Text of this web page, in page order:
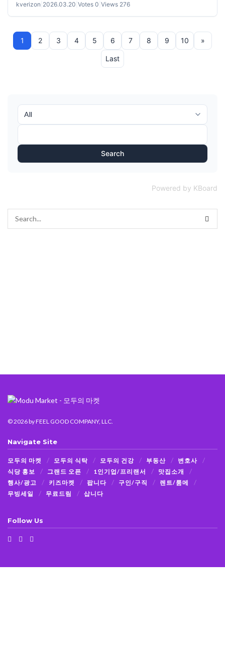
kverizon 2026.03.20 Votes 0 Views 276
1 2 3 4 5 6 7 8 9 10 »
Last
Search
Powered by KBoard
© 2026by FEEL GOOD COMPANY, LLC.
Navigate Site
모두의 마켓 모두의 식탁 모두의 건강 부동산
변호사
식당 홍보
그랜드 오픈 1인기업/프리랜서
맛집소개
행사/광고
키즈마켓 팝니다 구인/구직
렌트/룸메
무빙세일
무료드림 삽니다
Follow Us